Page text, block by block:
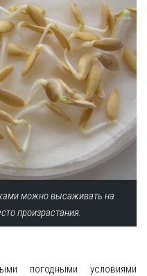
можно высаживать на
произрастания.
погодными условиями